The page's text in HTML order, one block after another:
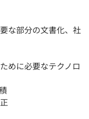
な部分の文書化、社
めに必要なテクノロ